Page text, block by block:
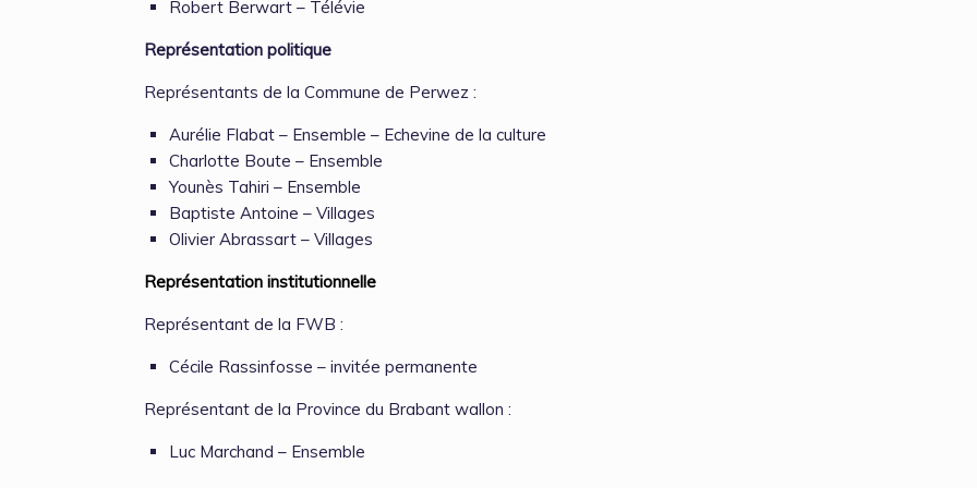
Robert Berwart – Télévie
Représentation politique
Représentants de la Commune de Perwez :
Aurélie Flabat – Ensemble – Echevine de la culture
Charlotte Boute – Ensemble
Younès Tahiri – Ensemble
Baptiste Antoine – Villages
Olivier Abrassart – Villages
Représentation institutionnelle
Représentant de la FWB :
Cécile Rassinfosse – invitée permanente
Représentant de la Province du Brabant wallon :
Luc Marchand – Ensemble